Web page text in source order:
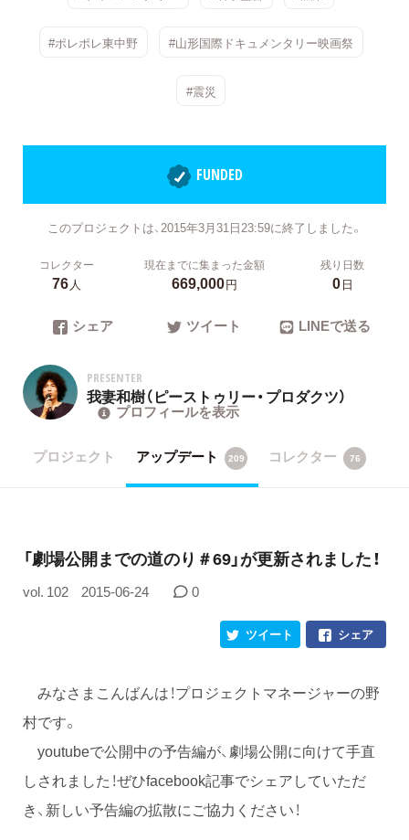
#ポレポレ東中野 #山形国際ドキュメンタリー映画祭
#震災
FUNDED
このプロジェクトは、2015年3月31日23:59に終了しました。
コレクター
76人
現在までに集まった金額
669,000円
残り日数
0日
シェア ツイート LINEで送る
PRESENTER
我妻和樹（ピーストゥリー・プロダクツ）
プロフィールを表示
プロジェクト アップデート 209 コレクター 76
「劇場公開までの道のり＃69」が更新されました！
vol. 102 2015-06-24 0
シェア
ツイート
みなさまこんばんは！プロジェクトマネージャーの野
村です。
youtubeで公開中の予告編が、劇場公開に向けて手直
しされました！ぜひfacebook記事でシェアしていただ
き、新しい予告編の拡散にご協力ください！